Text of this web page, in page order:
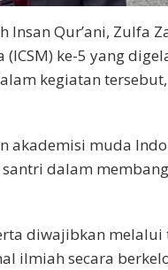
Insan Qur’ani, Zulfa
ke-5 yang
kegiatan
akademisi muda
dalam
diwajibkan melalui
ilmiah secara